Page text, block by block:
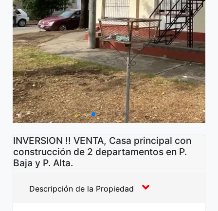
INVERSION !! VENTA, Casa principal con
construcción de 2 departamentos en P.
Baja y P. Alta.
Descripción de la Propiedad